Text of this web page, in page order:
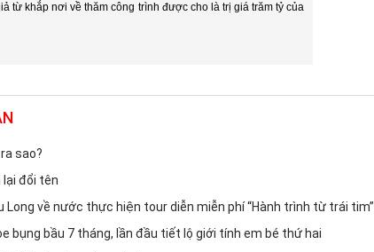
từ khắp nơi về thăm công trình được cho là trị giá trăm tỷ của
sao?
lại đổi tên
Long về nước thực hiện tour diễn miễn phí “Hành trình từ trái tim”
bụng bầu 7 tháng, lần đầu tiết lộ giới tính em bé thứ hai